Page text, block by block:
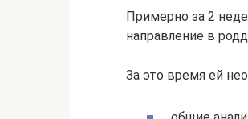
Примерно за 2
направление в
За это время ей